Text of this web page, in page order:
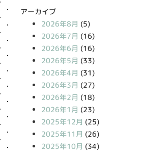
アーカイブ
2026年8月 (5)
2026年7月 (16)
2026年6月 (16)
2026年5月 (33)
2026年4月 (31)
2026年3月 (27)
2026年2月 (18)
2026年1月 (23)
2025年12月 (25)
2025年11月 (26)
2025年10月 (34)